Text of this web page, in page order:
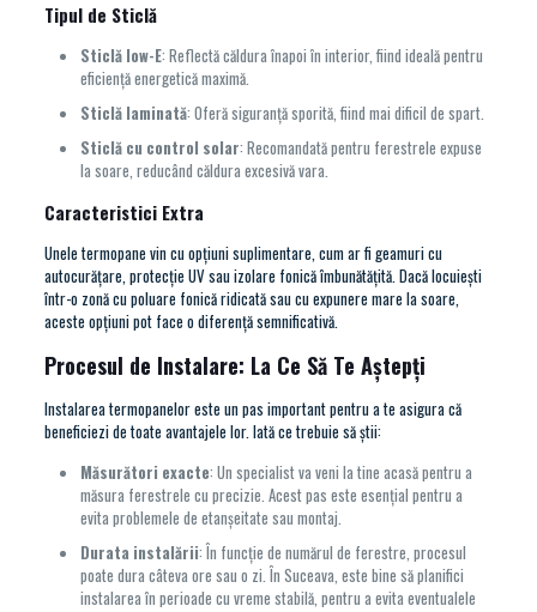
Tipul de Sticlă
Sticlă low-E: Reflectă căldura înapoi în interior, fiind ideală pentru
eficiență energetică maximă.
Sticlă laminată: Oferă siguranță sporită, fiind mai dificil de spart.
Sticlă cu control solar: Recomandată pentru ferestrele expuse
la soare, reducând căldura excesivă vara.
Caracteristici Extra
Unele termopane vin cu opțiuni suplimentare, cum ar fi geamuri cu
autocurățare, protecție UV sau izolare fonică îmbunătățită. Dacă locuiești
într-o zonă cu poluare fonică ridicată sau cu expunere mare la soare,
aceste opțiuni pot face o diferență semnificativă.
Procesul de Instalare: La Ce Să Te Aștepți
Instalarea termopanelor este un pas important pentru a te asigura că
beneficiezi de toate avantajele lor. Iată ce trebuie să știi:
Măsurători exacte: Un specialist va veni la tine acasă pentru a
măsura ferestrele cu precizie. Acest pas este esențial pentru a
evita problemele de etanșeitate sau montaj.
Durata instalării: În funcție de numărul de ferestre, procesul
poate dura câteva ore sau o zi. În Suceava, este bine să planifici
instalarea în perioade cu vreme stabilă, pentru a evita eventualele